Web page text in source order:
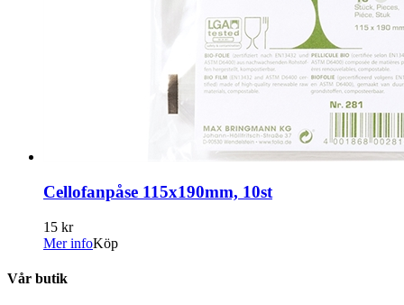
Cellofanpåse 115x190mm, 10st
15 kr
Mer infoKöp
Vår butik